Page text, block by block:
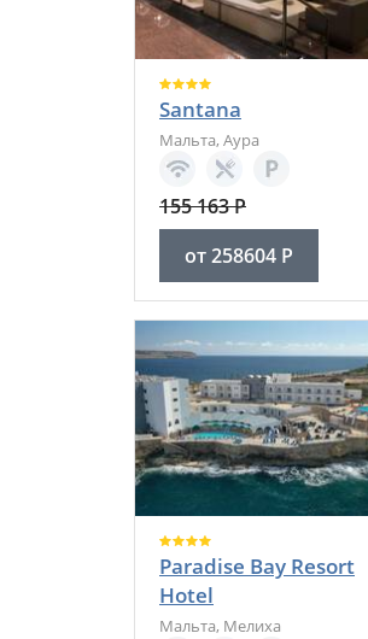
Santana
Мальта, Аура
155 163Р
от258604 Р
Paradise Bay Resort
Hotel
Мальта, Мелиха